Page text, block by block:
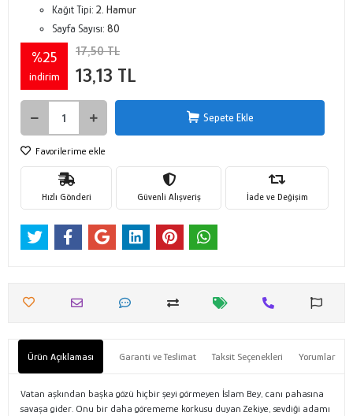
Kağıt Tipi: 2. Hamur
Sayfa Sayısı: 80
%25
indirim
17,50 TL
13,13 TL
Sepete Ekle
Favorilerime ekle
Hızlı Gönderi Güvenli Alışveriş İade ve Değişim
Ürün Açıklaması Garanti ve Teslimat Taksit Seçenekleri Yorumlar
Vatan aşkından başka gözü hiçbir şeyi görmeyen İslam Bey, canı pahasına
savaşa gider. Onu bir daha görememe korkusu duyan Zekiye, sevdiği adamı